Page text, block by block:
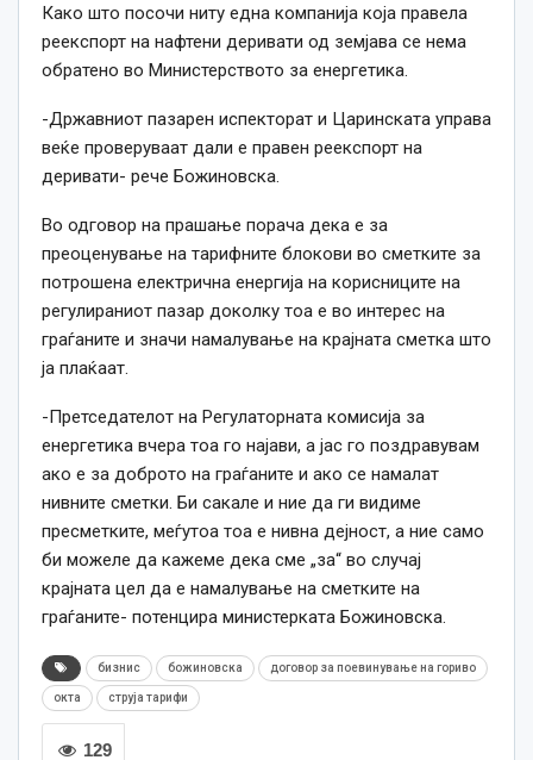
Како што посочи ниту една компанија која правела
реекспорт на нафтени деривати од земјава се нема
обратено во Министерството за енергетика.
-Државниот пазарен испекторат и Царинската управа
веќе проверуваат дали е правен реекспорт на
деривати- рече Божиновска.
Во одговор на прашање порача дека е за
преоценување на тарифните блокови во сметките за
потрошена електрична енергија на корисниците на
регулираниот пазар доколку тоа е во интерес на
граѓаните и значи намалување на крајната сметка што
ја плаќаат.
-Претседателот на Регулаторната комисија за
енергетика вчера тоа го најави, а јас го поздравувам
ако е за доброто на граѓаните и ако се намалат
нивните сметки. Би сакале и ние да ги видиме
пресметките, меѓутоа тоа е нивна дејност, а ние само
би можеле да кажеме дека сме „за“ во случај
крајната цел да е намалување на сметките на
граѓаните- потенцира министерката Божиновска.
бизнис божиновска договор за поевинување на гориво
окта струја тарифи
129